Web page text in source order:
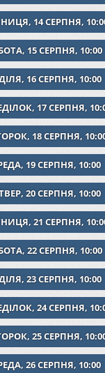
14 СЕРПНЯ,
15 СЕРПНЯ, 10:00
16 СЕРПНЯ, 10:00
17 СЕРПНЯ,
18 СЕРПНЯ,
19 СЕРПНЯ, 10:00
20 СЕРПНЯ, 10:00
21 СЕРПНЯ,
22 СЕРПНЯ, 10:00
23 СЕРПНЯ, 10:00
24 СЕРПНЯ,
25 СЕРПНЯ,
26 СЕРПНЯ, 10:00